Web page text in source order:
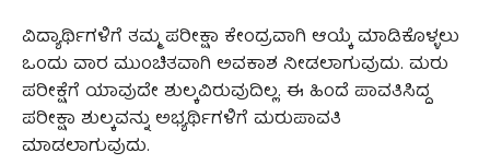
ವಿದ್ಯಾರ್ಥಿಗಳಿಗೆ ತಮ್ಮ ಪರೀಕ್ಷಾ ಕೇಂದ್ರವಾಗಿ ಆಯ್ಕೆ ಮಾಡಿಕೊಳ್ಳಲು
ಒಂದು ವಾರ ಮುಂಚಿತವಾಗಿ ಅವಕಾಶ ನೀಡಲಾಗುವುದು. ಮರು
ಪರೀಕ್ಷೆಗೆ ಯಾವುದೇ ಶುಲ್ಕವಿರುವುದಿಲ್ಲ. ಈ ಹಿಂದೆ ಪಾವತಿಸಿದ್ದ
ಪರೀಕ್ಷಾ ಶುಲ್ಕವನ್ನು ಅಭ್ಯರ್ಥಿಗಳಿಗೆ ಮರುಪಾವತಿ
ಮಾಡಲಾಗುವುದು.